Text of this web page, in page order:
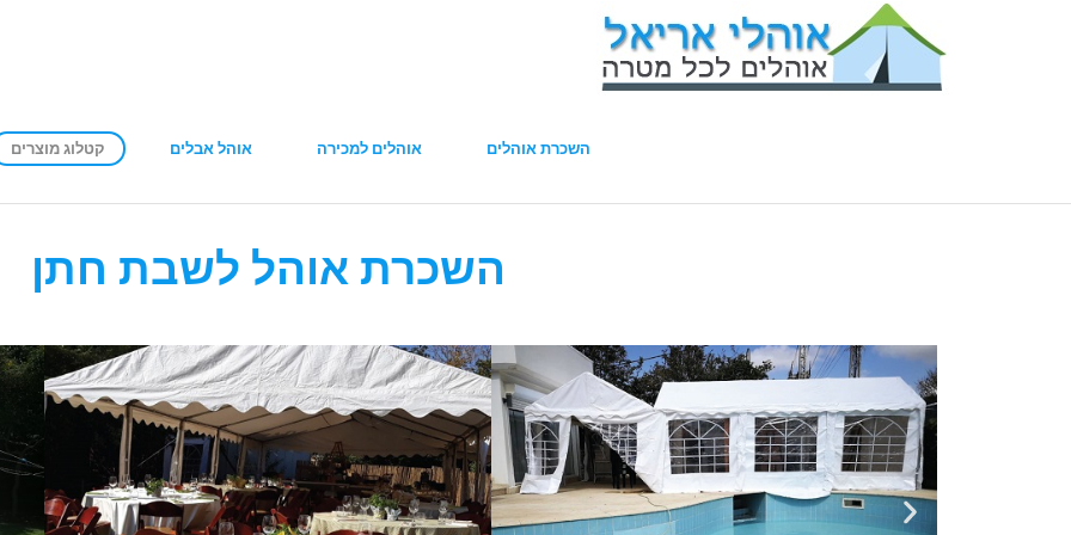
השכרת אוהלים אוהלים למכירה אוהל אבלים קטלוג מוצרים
השכרת אוהל לשבת חתן